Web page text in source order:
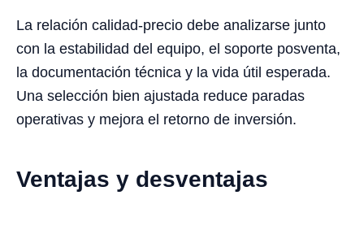
La relación calidad-precio debe analizarse junto
con la estabilidad del equipo, el soporte posventa,
la documentación técnica y la vida útil esperada.
Una selección bien ajustada reduce paradas
operativas y mejora el retorno de inversión.
Ventajas y desventajas